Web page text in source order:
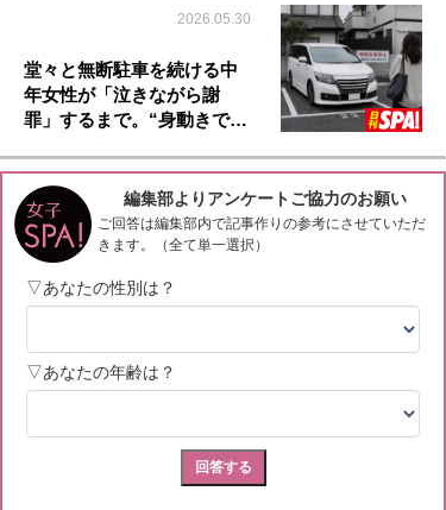
2026.05.30
堂々と無断駐車を続ける中
年女性が「泣きながら謝
罪」するまで。“身動きで…